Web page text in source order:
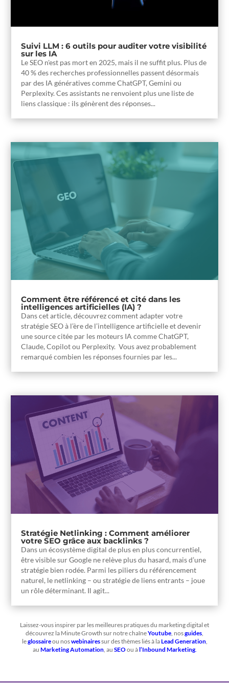
Suivi LLM : 6 outils pour auditer votre visibilité
sur les IA
Le SEO n'est pas mort en 2025, mais il ne suffit plus. Plus de
40 % des recherches professionnelles passent désormais
par des IA génératives comme ChatGPT, Gemini ou
Perplexity. Ces assistants ne renvoient plus une liste de
liens classique : ils génèrent des réponses...
Comment être référencé et cité dans les
intelligences artificielles (IA) ?
Dans cet article, découvrez comment adapter votre
stratégie SEO à l’ère de l’intelligence artificielle et devenir
une source citée par les moteurs IA comme ChatGPT,
Claude, Copilot ou Perplexity. Vous avez probablement
remarqué combien les réponses fournies par les...
Stratégie Netlinking : Comment améliorer
votre SEO grâce aux backlinks ?
Dans un écosystème digital de plus en plus concurrentiel,
être visible sur Google ne relève plus du hasard, mais d’une
stratégie bien rodée. Parmi les piliers du référencement
naturel, le netlinking – ou stratégie de liens entrants – joue
un rôle déterminant. Il agit...
Laissez-vous inspirer par les meilleures pratiques du marketing digital et
découvrez la Minute Growth sur notre chaîneYoutube , nosguides
leglossaireou noswebinairessur des thèmes liés à laLead Generation,
au Marketing Automation, au SEOou àl’Inbound Marketing.